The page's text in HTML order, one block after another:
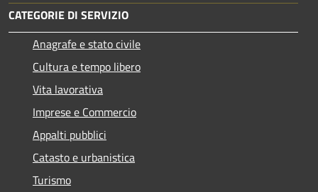
CATEGORIE DI SERVIZIO
Anagrafe e stato civile
Cultura e tempo libero
Vita lavorativa
Imprese e Commercio
Appalti pubblici
Catasto e urbanistica
Turismo